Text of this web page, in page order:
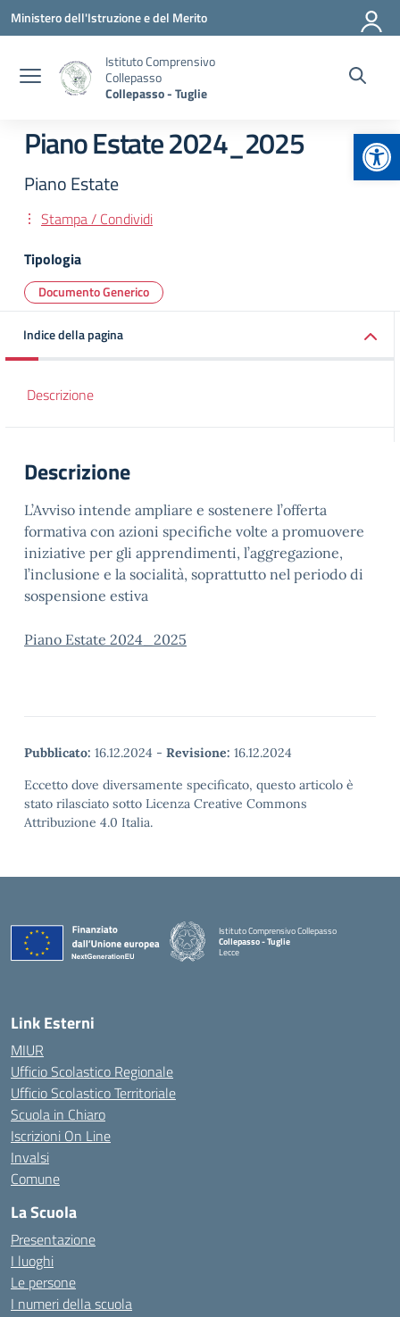
Vai ai contenuti
Vai al menu di navigazione
Vai al footer
Ministero dell'Istruzione e del Merito
Istituto Comprensivo
Collepasso
Collepasso - Tuglie
Piano Estate 2024_2025
Piano Estate
Stampa / Condividi
Tipologia
Documento Generico
Indice della pagina
Descrizione
Descrizione
L’Avviso intende ampliare e sostenere l’offerta
formativa con azioni specifiche volte a promuovere
iniziative per gli apprendimenti, l’aggregazione,
l’inclusione e la socialità, soprattutto nel periodo di
sospensione estiva
Piano Estate 2024_2025
Pubblicato: 16.12.2024 - Revisione: 16.12.2024
Eccetto dove diversamente specificato, questo articolo è
stato rilasciato sotto Licenza Creative Commons
Attribuzione 4.0 Italia.
Istituto Comprensivo Collepasso
Collepasso - Tuglie
Lecce
Link Esterni
MIUR
Ufficio Scolastico Regionale
Ufficio Scolastico Territoriale
Scuola in Chiaro
Iscrizioni On Line
Invalsi
Comune
La Scuola
Presentazione
I luoghi
Le persone
I numeri della scuola